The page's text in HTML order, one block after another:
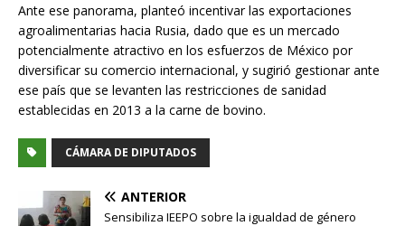
Ante ese panorama, planteó incentivar las exportaciones
agroalimentarias hacia Rusia, dado que es un mercado
potencialmente atractivo en los esfuerzos de México por
diversificar su comercio internacional, y sugirió gestionar ante
ese país que se levanten las restricciones de sanidad
establecidas en 2013 a la carne de bovino.
CÁMARA DE DIPUTADOS
ANTERIOR
Sensibiliza IEEPO sobre la igualdad de género